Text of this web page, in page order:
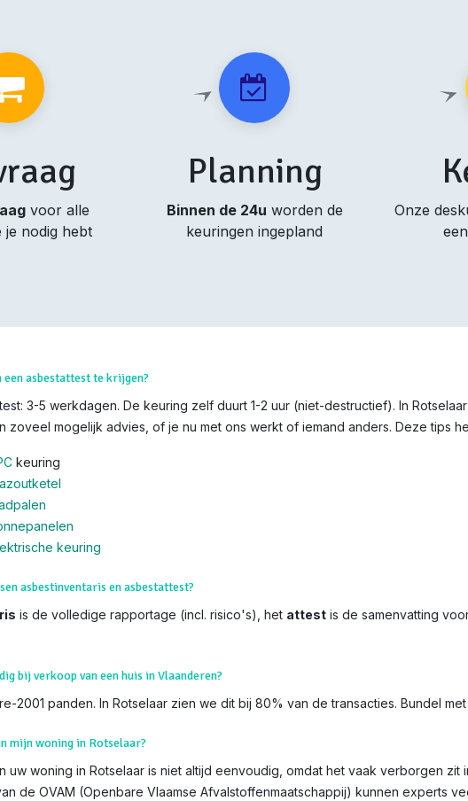
voor alle
je nodig hebt
Planning
Binnen de 24u worden de
keuringen ingepland
Onze
een asbestattest te krijgen?
3-5 werkdagen. De keuring zelf duurt 1-2 uur (niet-destructief). In
zoveel mogelijk advies, of je nu met ons werkt of iemand anders. Deze tips
keuring
ektrische keuring
asbestinventaris en asbestattest?
is de volledige rapportage (incl. risico's), het attest is de samenvatting
bij verkoop van een huis in Vlaanderen?
2001 panden. In Rotselaar zien we dit bij 80% van de transacties. Bundel
mijn woning in Rotselaar?
uw woning in Rotselaar is niet altijd eenvoudig, omdat het vaak verborgen
de OVAM (Openbare Vlaamse Afvalstoffenmaatschappij) kunnen experts